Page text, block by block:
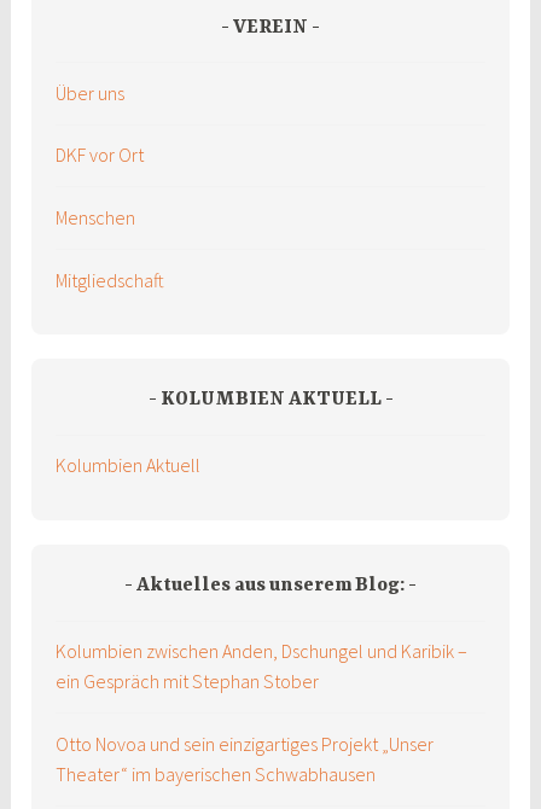
VEREIN
Über uns
DKF vor Ort
Menschen
Mitgliedschaft
KOLUMBIEN AKTUELL
Kolumbien Aktuell
Aktuelles aus unserem Blog:
Kolumbien zwischen Anden, Dschungel und Karibik –
ein Gespräch mit Stephan Stober
Otto Novoa und sein einzigartiges Projekt „Unser
Theater“ im bayerischen Schwabhausen